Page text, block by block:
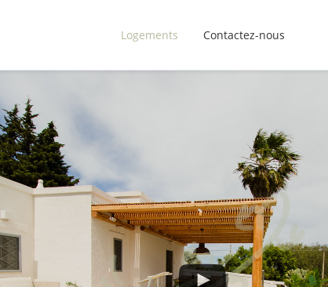
Logements Contactez-nous